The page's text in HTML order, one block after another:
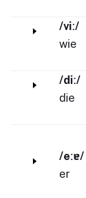
/viː/
wie
/diː/
die
/eːɐ/
er